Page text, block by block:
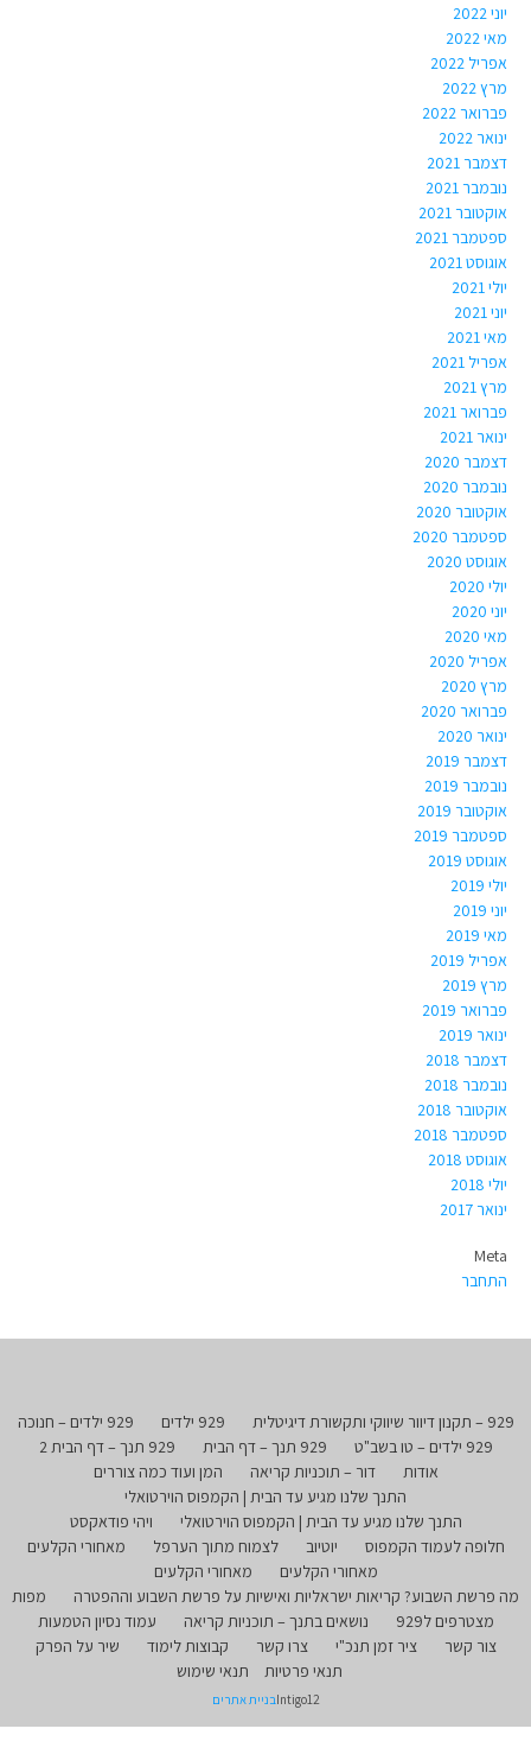
יוני 2022
מאי 2022
אפריל 2022
מרץ 2022
פברואר 2022
ינואר 2022
דצמבר 2021
נובמבר 2021
אוקטובר 2021
ספטמבר 2021
אוגוסט 2021
יולי 2021
יוני 2021
מאי 2021
אפריל 2021
מרץ 2021
פברואר 2021
ינואר 2021
דצמבר 2020
נובמבר 2020
אוקטובר 2020
ספטמבר 2020
אוגוסט 2020
יולי 2020
יוני 2020
מאי 2020
אפריל 2020
מרץ 2020
פברואר 2020
ינואר 2020
דצמבר 2019
נובמבר 2019
אוקטובר 2019
ספטמבר 2019
אוגוסט 2019
יולי 2019
יוני 2019
מאי 2019
אפריל 2019
מרץ 2019
פברואר 2019
ינואר 2019
דצמבר 2018
נובמבר 2018
אוקטובר 2018
ספטמבר 2018
אוגוסט 2018
יולי 2018
ינואר 2017
Meta
התחבר
929 – תקנון דיוור שיווקי ותקשורת דיגיטלית 929 ילדים
929 ילדים – חנוכה
929 ילדים – טו בשב"ט
929 תנך – דף הבית
929 תנך – דף הבית 2
אודות
דור – תוכניות קריאה
המן ועוד כמה צוררים
התנך שלנו מגיע עד הבית | הקמפוס הוירטואלי
התנך שלנו מגיע עד הבית | הקמפוס הוירטואלי
ויהי פודאקסט
חלופה לעמוד הקמפוס
יוטיוב לצמוח מתוך הערפל
מאחורי הקלעים
מאחורי הקלעים
מאחורי הקלעים
מה פרשת השבוע? קריאות ישראליות ואישיות על פרשת השבוע וההפטרה
מפות
מצטרפים ל929
נושאים בתנך – תוכניות קריאה
עמוד נסיון הטמעות
צור קשר
ציר זמן תנכ"י צרו קשר קבוצות לימוד
שיר על הפרק
תנאי פרטיות
תנאי שימוש
Intigo12בניית אתרים